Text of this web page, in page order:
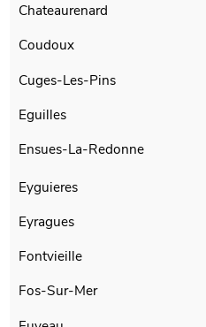
Chateaurenard
Coudoux
Cuges-Les-Pins
Eguilles
Ensues-La-Redonne
Eyguieres
Eyragues
Fontvieille
Fos-Sur-Mer